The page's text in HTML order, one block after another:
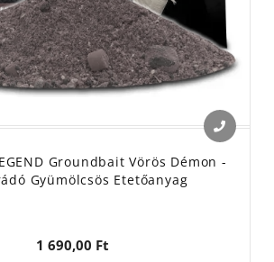
Groundbait Vörös Démon -
Gyümölcsös Etetőanyag
1 690,00 Ft